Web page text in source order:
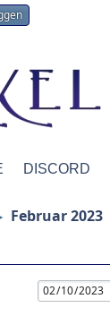
DISCORD
Februar 2023